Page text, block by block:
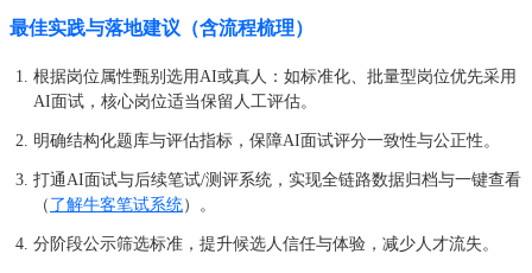
最佳实践与落地建议（含流程梳理）
根据岗位属性甄别选用AI或真人：如标准化、批量型岗位优先采用
AI面试，核心岗位适当保留人工评估。
明确结构化题库与评估指标，保障AI面试评分一致性与公正性。
打通AI面试与后续笔试/测评系统，实现全链路数据归档与一键查看
（ 了解牛客笔试系统）。
分阶段公示筛选标准，提升候选人信任与体验，减少人才流失。